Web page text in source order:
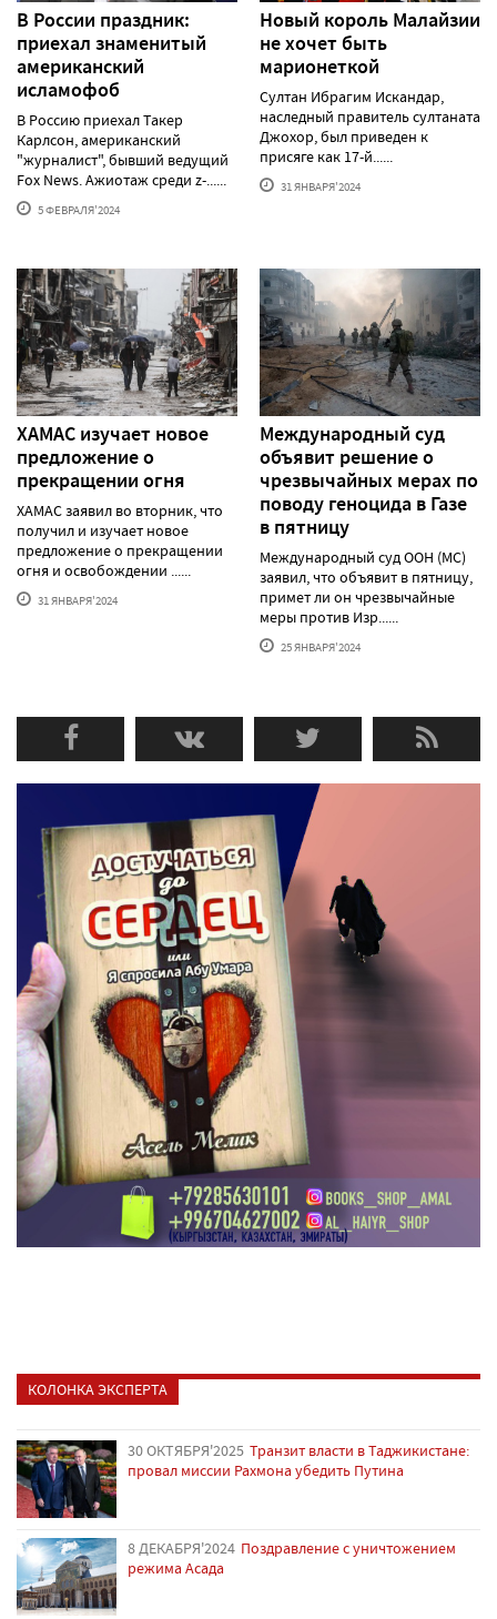
В России праздник:
приехал знаменитый
американский
исламофоб
В Россию приехал Такер
Карлсон, американский
"журналист", бывший ведущий
Fox News. Ажиотаж среди z-......
5 ФЕВРАЛЯ'2024
Новый король Малайзии
не хочет быть
марионеткой
Султан Ибрагим Искандар,
наследный правитель султаната
Джохор, был приведен к
присяге как 17-й......
31 ЯНВАРЯ'2024
ХАМАС изучает новое
предложение о
прекращении огня
ХАМАС заявил во вторник, что
получил и изучает новое
предложение о прекращении
огня и освобождении ......
31 ЯНВАРЯ'2024
Международный суд
объявит решение о
чрезвычайных мерах по
поводу геноцида в Газе
в пятницу
Международный суд ООН (МС)
заявил, что объявит в пятницу,
примет ли он чрезвычайные
меры против Изр......
25 ЯНВАРЯ'2024
КОЛОНКА ЭКСПЕРТА
30 ОКТЯБРЯ'2025 Транзит власти в Таджикистане:
провал миссии Рахмона убедить Путина
8 ДЕКАБРЯ'2024 Поздравление с уничтожением
режима Асада